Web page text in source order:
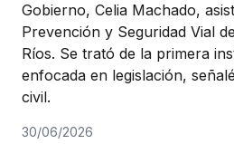
Gobierno, Celia Machado,
Prevención y Seguridad Vial
Ríos. Se trató de la primera
enfocada en legislación,
civil.
30/06/2026